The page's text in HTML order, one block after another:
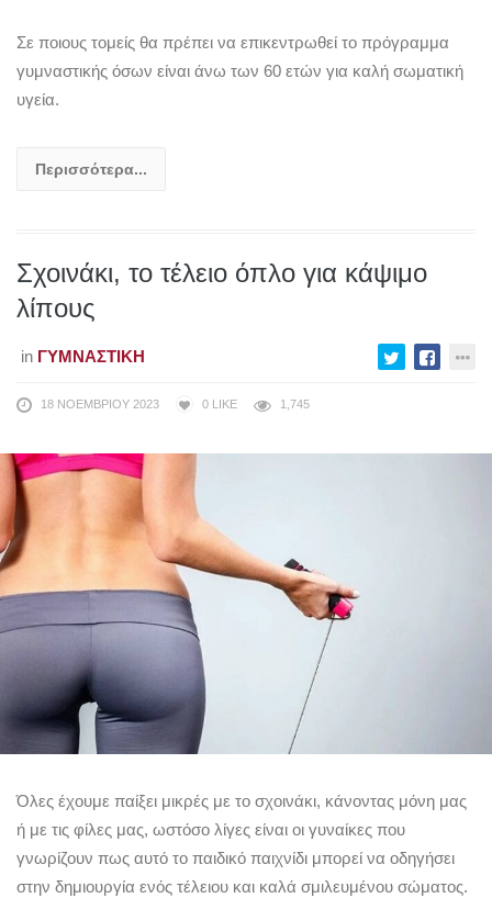
Σε ποιους τομείς θα πρέπει να επικεντρωθεί το πρόγραμμα
γυμναστικής όσων είναι άνω των 60 ετών για καλή σωματική
υγεία.
Περισσότερα...
Σχοινάκι, το τέλειο όπλο για κάψιμο
λίπους
in ΓΥΜΝΑΣΤΙΚΉ
18 ΝΟΕΜΒΡΊΟΥ 2023 0 LIKE 1,745
Όλες έχουμε παίξει μικρές με το σχοινάκι, κάνοντας μόνη μας
ή με τις φίλες μας, ωστόσο λίγες είναι οι γυναίκες που
γνωρίζουν πως αυτό το παιδικό παιχνίδι μπορεί να οδηγήσει
στην δημιουργία ενός τέλειου και καλά σμιλευμένου σώματος.